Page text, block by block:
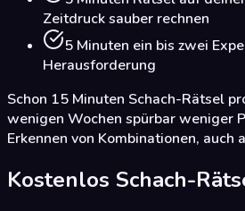
Zeitdruck sauber rechnen
5 Minuten ein bis zwei
Herausforderung
Schon 15 Minuten Schach-Rätsel
wenigen Wochen spürbar weniger
Erkennen von Kombinationen, auch
Kostenlos Schach-